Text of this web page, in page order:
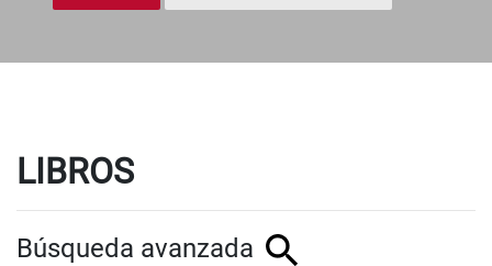
LIBROS
Búsqueda avanzada